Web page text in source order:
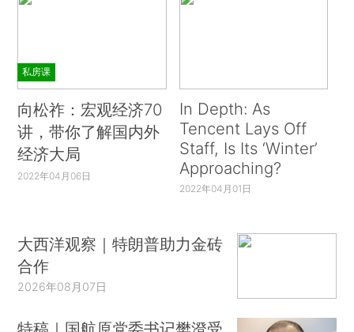
私房课
向松祚：宏观经济70
讲，带你了解国内外
经济大局
2022年04月06日
In Depth: As
Tencent Lays Off
Staff, Is Its ‘Winter’
Approaching?
2022年04月01日
大西洋观察｜特朗普助力金砖
合作
2026年08月07日